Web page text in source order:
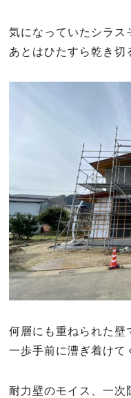
気になっていたシラス
あとはひたすら乾き切
何層にも重ねられた
一歩手前に漕ぎ着けて
耐力壁のモイス、一次